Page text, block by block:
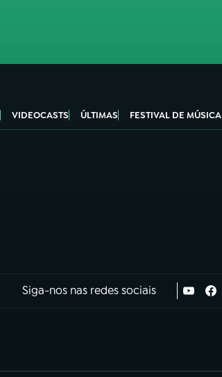
VIDEOCASTS ÚLTIMAS FESTIVAL DE MÚSICA
Siga-nos nas redes sociais